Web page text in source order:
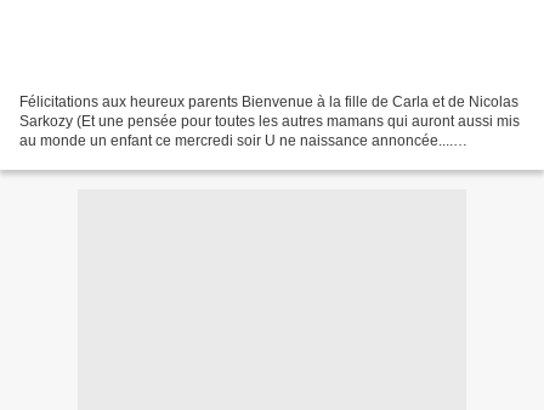
Félicitations aux heureux parents Bienvenue à la fille de Carla et de Nicolas
Sarkozy (Et une pensée pour toutes les autres mamans qui auront aussi mis
au monde un enfant ce mercredi soir U ne naissance annoncée....